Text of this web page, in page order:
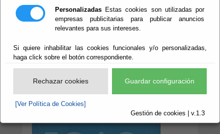
Personalizadas Estas cookies son utilizadas por
empresas publicitarias para publicar anuncios
relevantes para sus intereses.
Si quiere inhabilitar las cookies funcionales y/o personalizadas,
haga click sobre el botón correspondiente.
Rechazar cookies Guardar configuración
[Ver Política de Cookies]
Gestión de cookies | v.1.3
Escuchar